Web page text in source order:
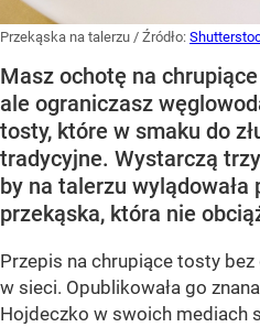
Przekąska na talerzu / Źródło:
Masz ochotę na
ale ograniczasz
tosty, które w smaku do
tradycyjne. Wystarczą
by na talerzu wylądowała
przekąska, która nie
Przepis na chrupiące tosty
w sieci. Opublikowała go
Hojdeczko w swoich mediach